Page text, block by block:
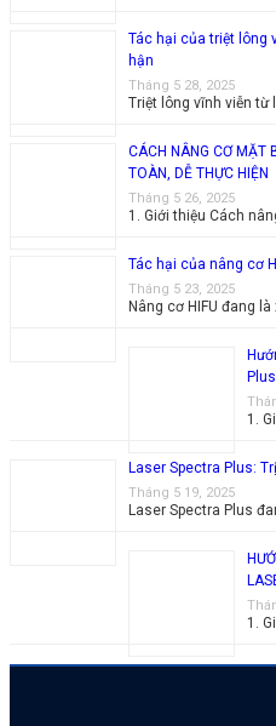
Tác hại của triệt lông
hận
Tháng 5 28, 2025
Triệt lông vĩnh viễn từ
CÁCH NÂNG CƠ MẶT
TOÀN, DỄ THỰC HIỆN
Tháng 5 26, 2025
1. Giới thiệu Cách
Tác hại của nâng cơ
Tháng 5 23, 2025
Nâng cơ HIFU đang là
1.
Laser Spectra Plus:
Tháng 5 19, 2025
Laser Spectra Plus
1.